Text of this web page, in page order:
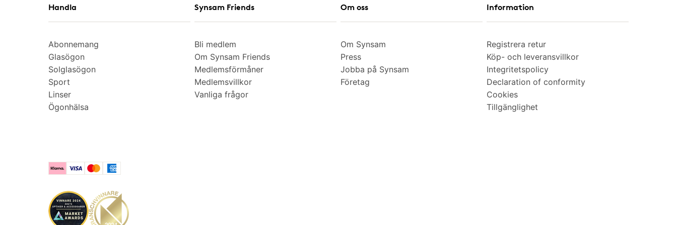
Handla
Abonnemang
Glasögon
Solglasögon
Sport
Linser
Ögonhälsa
Synsam Friends
Bli medlem
Om Synsam Friends
Medlemsförmåner
Medlemsvillkor
Vanliga frågor
Om oss
Om Synsam
Press
Jobba på Synsam
Företag
Information
Registrera retur
Köp- och leveransvillkor
Integritetspolicy
Declaration of conformity
Cookies
Tillgänglighet
KlarnaVisa MastercardAmerican Express